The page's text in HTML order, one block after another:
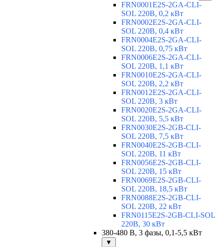
FRN0001E2S-2GA-CLI-
SOL 220В, 0,2 кВт
FRN0002E2S-2GA-CLI-
SOL 220В, 0,4 кВт
FRN0004E2S-2GA-CLI-
SOL 220В, 0,75 кВт
FRN0006E2S-2GA-CLI-
SOL 220В, 1,1 кВт
FRN0010E2S-2GA-CLI-
SOL 220В, 2,2 кВт
FRN0012E2S-2GA-CLI-
SOL 220В, 3 кВт
FRN0020E2S-2GA-CLI-
SOL 220В, 5,5 кВт
FRN0030E2S-2GB-CLI-
SOL 220В, 7,5 кВт
FRN0040E2S-2GB-CLI-
SOL 220В, 11 кВт
FRN0056E2S-2GB-CLI-
SOL 220В, 15 кВт
FRN0069E2S-2GB-CLI-
SOL 220В, 18,5 кВт
FRN0088E2S-2GB-CLI-
SOL 220В, 22 кВт
FRN0115E2S-2GB-CLI-SOL
220В, 30 кВт
380-480 В, 3 фазы, 0,1-5,5 кВт
▼